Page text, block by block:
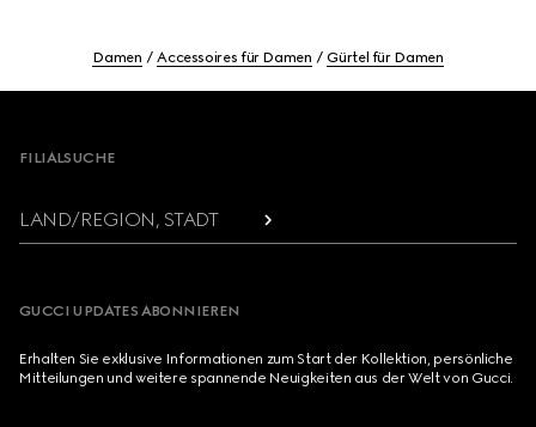
Damen Accessoires für Damen Gürtel für Damen
FILIALSUCHE
LAND/REGION, STADT
GUCCI UPDATES ABONNIEREN
Erhalten Sie exklusive Informationen zum Start der Kollektion, persönliche
Mitteilungen und weitere spannende Neuigkeiten aus der Welt von Gucci.